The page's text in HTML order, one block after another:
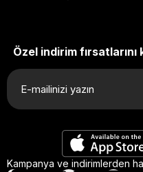
Özel indirim
Kampanya ve indirimlerden